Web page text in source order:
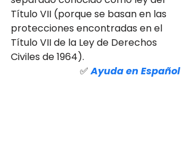
Título VII (porque se basan en las
protecciones encontradas en el
Título VII de la Ley de Derechos
Civiles de 1964).
✅ Ayuda en Español